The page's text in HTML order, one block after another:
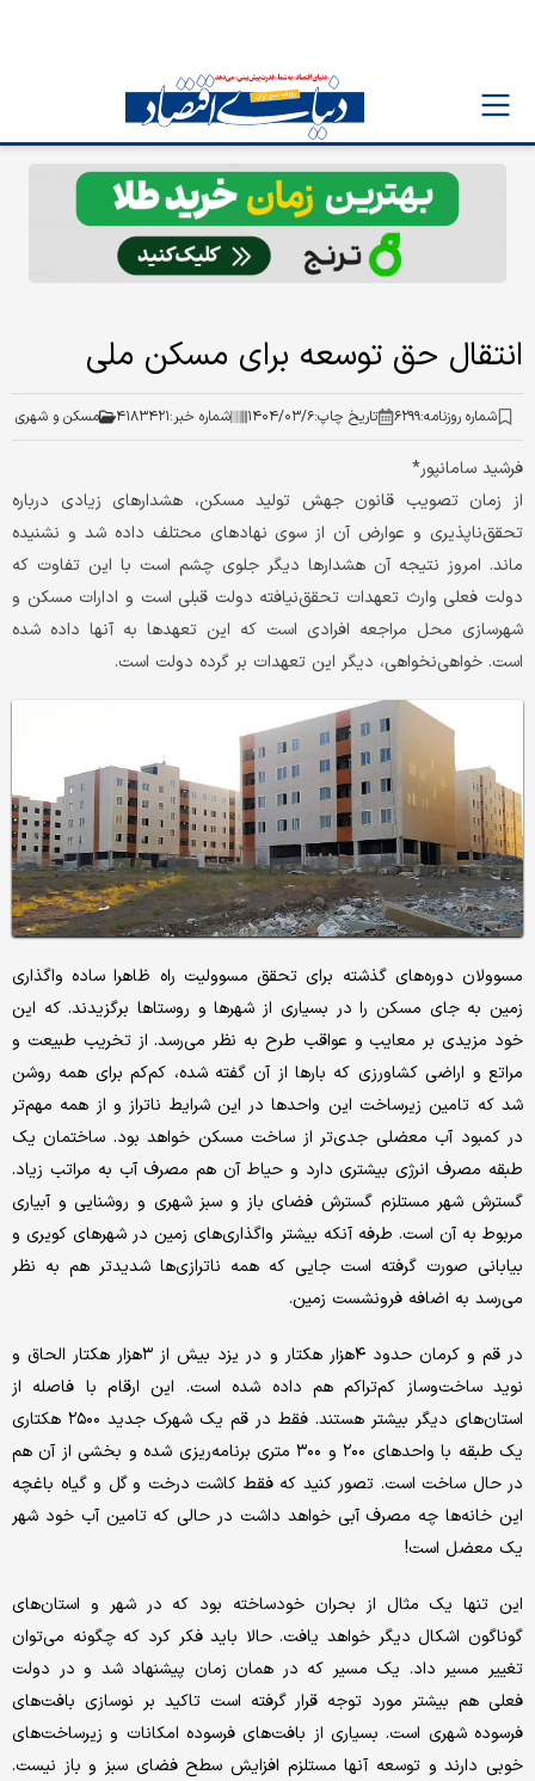
انتقال حق توسعه برای مسکن ملی
شماره روزنامه:۶۲۹۹ تاریخ چاپ:۱۴۰۴/۰۳/۶ شماره خبر:۴۱۸۳۴۲۱ مسکن و شهری
فرشید سامانپور*
از زمان تصویب قانون جهش تولید مسکن، هشدارهای زیادی درباره
تحقق‌‌ناپذیری و عوارض آن از سوی نهادهای محتلف داده شد و نشنیده
ماند. امروز نتیجه آن هشدارها دیگر جلوی چشم است با این تفاوت که
دولت فعلی وارث تعهدات تحقق‌‌نیافته دولت قبلی است و ادارات مسکن و
شهرسازی محل مراجعه افرادی است که این تعهدها به آنها داده شده
است. خواهی‌‌نخواهی، دیگر این تعهدات بر گرده دولت است.
مسوولان دوره‌‌های گذشته برای تحقق مسوولیت راه ظاهرا ساده واگذاری
زمین به جای مسکن را در بسیاری از شهرها و روستاها برگزیدند. که این
خود مزیدی بر معایب و عواقب طرح به نظر می‌‌رسد. از تخریب طبیعت و
مراتع و اراضی کشاورزی که بارها از آن گفته شده، کم‌‌کم برای همه روشن
شد که تامین زیرساخت این واحدها در این شرایط ناتراز و از همه مهم‌تر
در کمبود آب معضلی جدی‌‌تر از ساخت مسکن خواهد بود. ساختمان یک
طبقه مصرف انرژی بیشتری دارد و حیاط آن هم مصرف آب به مراتب زیاد.
گسترش شهر مستلزم گسترش فضای باز و سبز شهری و روشنایی و آبیاری
مربوط به آن است. طرفه آنکه بیشتر واگذاری‌‌های زمین در شهرهای کویری و
بیابانی صورت گرفته است جایی که همه ناترازی‌‌ها شدیدتر هم به نظر
می‌رسد به اضافه فرونشست زمین.
در قم و کرمان حدود ۴‌هزار هکتار و در یزد بیش از ۳‌هزار هکتار الحاق و
نوید ساخت‌وساز کم‌‌تراکم هم داده شده است. این ارقام با فاصله از
استان‌‌های دیگر بیشتر هستند. فقط در قم یک شهرک جدید ۲۵۰۰ هکتاری
یک طبقه با واحدهای ۲۰۰ و ۳۰۰ متری برنامه‌‌ریزی شده و بخشی از آن هم
در حال ساخت است. تصور کنید که فقط کاشت درخت و گل و گیاه باغچه
این خانه‌‌ها چه مصرف آبی خواهد داشت در حالی که تامین آب خود شهر
یک معضل است!
این تنها یک مثال از بحران خودساخته بود که در شهر و استان‌‌های
گوناگون اشکال دیگر خواهد یافت. حالا باید فکر کرد که چگونه می‌توان
تغییر مسیر داد. یک مسیر که در همان زمان پیشنهاد شد و در دولت
فعلی هم بیشتر مورد توجه قرار گرفته است تاکید بر نوسازی بافت‌‌های
فرسوده شهری است. بسیاری از بافت‌‌های فرسوده امکانات و زیرساخت‌‌های
خوبی دارند و توسعه آنها مستلزم افزایش سطح فضای سبز و باز نیست.